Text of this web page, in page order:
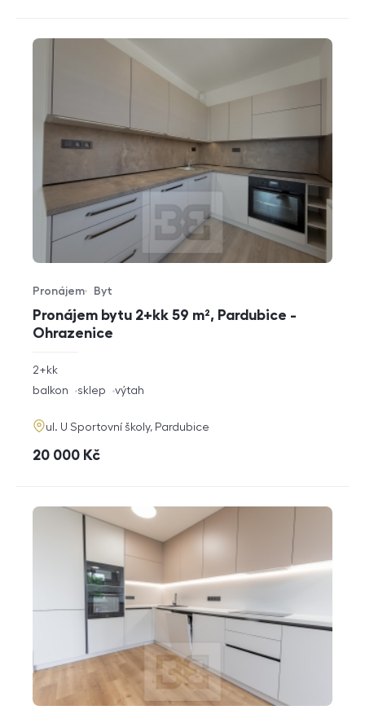
Pronájem bytu 2+kk 59 m², Pardubice -
Ohrazenice
Typ nabídky
Pronájem
Typ nemovitosti
Byt
rozměry
dispozice
2+kk
funkce
balkon sklep výtah
adresa
ul. U Sportovní školy, Pardubice
cena
20 000 Kč